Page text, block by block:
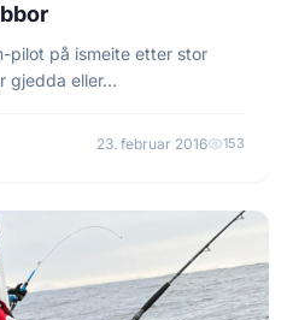
pilot på ismeite etter stor
gjedda eller…
23. februar 2016 153